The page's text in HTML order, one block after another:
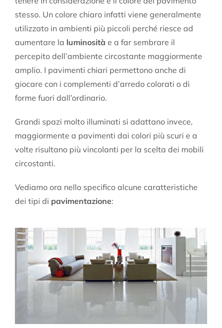
stesso. Un colore chiaro infatti viene generalmente
utilizzato in ambienti più piccoli perché riesce ad
aumentare la luminosità e a far sembrare il
percepito dell’ambiente circostante maggiormente
amplio. I pavimenti chiari permettono anche di
giocare con i complementi d’arredo colorati o di
forme fuori dall’ordinario.
Grandi spazi molto illuminati si adattano invece,
maggiormente a pavimenti dai colori più scuri e a
volte risultano più vincolanti per la scelta dei mobili
circostanti.
Vediamo ora nello specifico alcune caratteristiche
dei tipi di pavimentazione: